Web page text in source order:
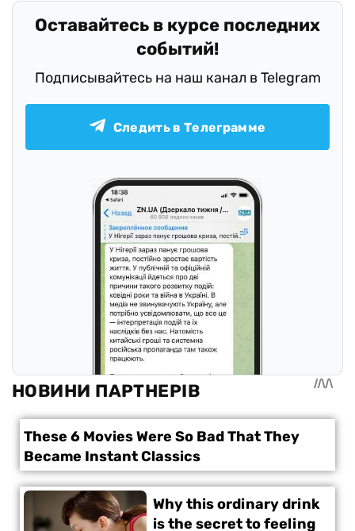
Оставайтесь в курсе последних
событий!
Подписывайтесь на наш канал в Telegram
Следить в Телеграмме